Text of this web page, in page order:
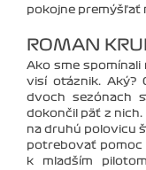
pokojne premýšľať
ROMAN
Ako sme spomínali
visí otáznik. Aký?
dvoch sezónach
dokončil päť z
na druhú polovicu
potrebovať pomoc
k mladším